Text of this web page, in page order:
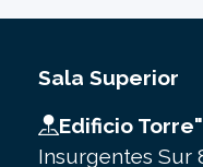
Sala Superior
Edificio
Insurgentes Sur